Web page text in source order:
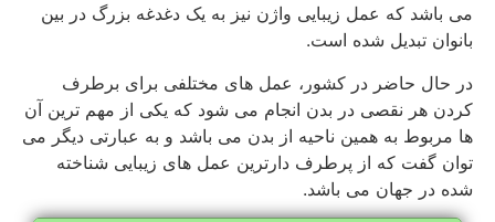
می باشد که عمل زیبایی واژن نیز به یک دغدغه بزرگ در بین
بانوان تبدیل شده است.
در حال حاضر در کشور، عمل های مختلفی برای برطرف
کردن هر نقصی در بدن انجام می شود که یکی از مهم ترین آن
ها مربوط به همین ناحیه از بدن می باشد و به عبارتی دیگر می
توان گفت که از پرطرف دارترین عمل های زیبایی شناخته
شده در جهان می باشد.